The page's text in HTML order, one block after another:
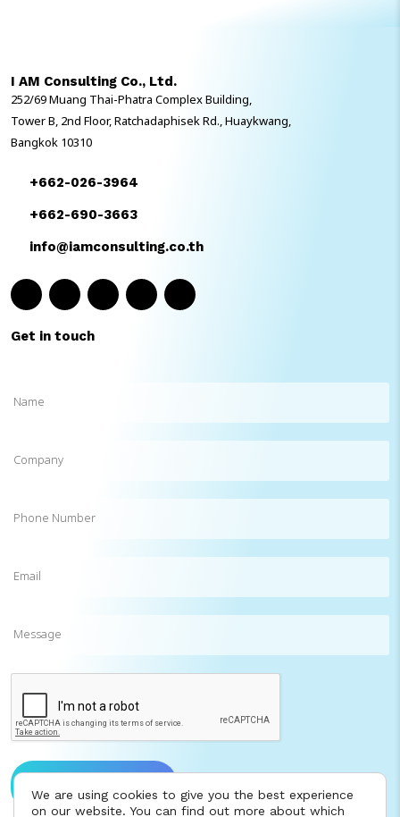
อิเล็กทรอนิกส์ และจัดการภาษีอากรได้อย่างสะดวก […]
I AM Consulting Co., Ltd.
252/69 Muang Thai-Phatra Complex Building,
Tower B, 2nd Floor, Ratchadaphisek Rd., Huaykwang,
Bangkok 10310
+662-026-3964
+662-690-3663
info@iamconsulting.co.th
Get in touch
We are using cookies to give you the best experience
on our website. You can find out more about which